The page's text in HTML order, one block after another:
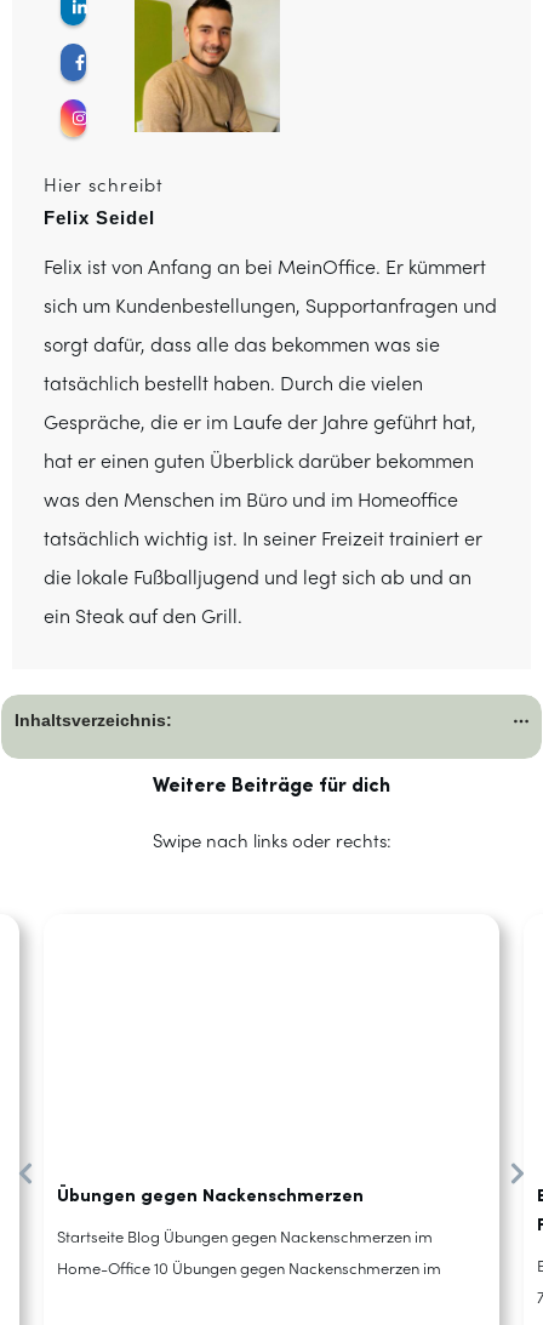
Hier schreibt
Felix Seidel
Felix ist von Anfang an bei MeinOffice. Er kümmert
sich um Kundenbestellungen, Supportanfragen und
sorgt dafür, dass alle das bekommen was sie
tatsächlich bestellt haben. Durch die vielen
Gespräche, die er im Laufe der Jahre geführt hat,
hat er einen guten Überblick darüber bekommen
was den Menschen im Büro und im Homeoffice
tatsächlich wichtig ist. In seiner Freizeit trainiert er
die lokale Fußballjugend und legt sich ab und an
ein Steak auf den Grill.
Inhaltsverzeichnis:
Weitere Beiträge für dich
Swipe nach links oder rechts:
Übungen gegen Nackenschmerzen
Startseite Blog Übungen gegen Nackenschmerzen im
Home-Office 10 Übungen gegen Nackenschmerzen im